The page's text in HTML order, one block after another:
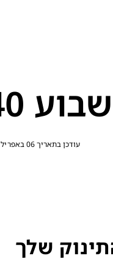
שבוע 40 להריון
עודכן בתאריך 06 באפריל 2021